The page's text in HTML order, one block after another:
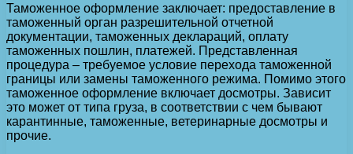
Таможенное оформление заключает: предоставление в
таможенный орган разрешительной отчетной
документации, таможенных деклараций, оплату
таможенных пошлин, платежей. Представленная
процедура – требуемое условие перехода таможенной
границы или замены таможенного режима. Помимо этого
таможенное оформление включает досмотры. Зависит
это может от типа груза, в соответствии с чем бывают
карантинные, таможенные, ветеринарные досмотры и
прочие.